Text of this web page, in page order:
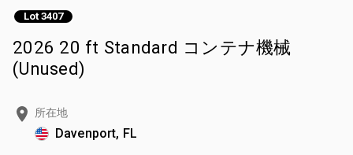
Lot 3407
2026 20 ft Standard コンテナ機械
(Unused)
所在地
Davenport, FL